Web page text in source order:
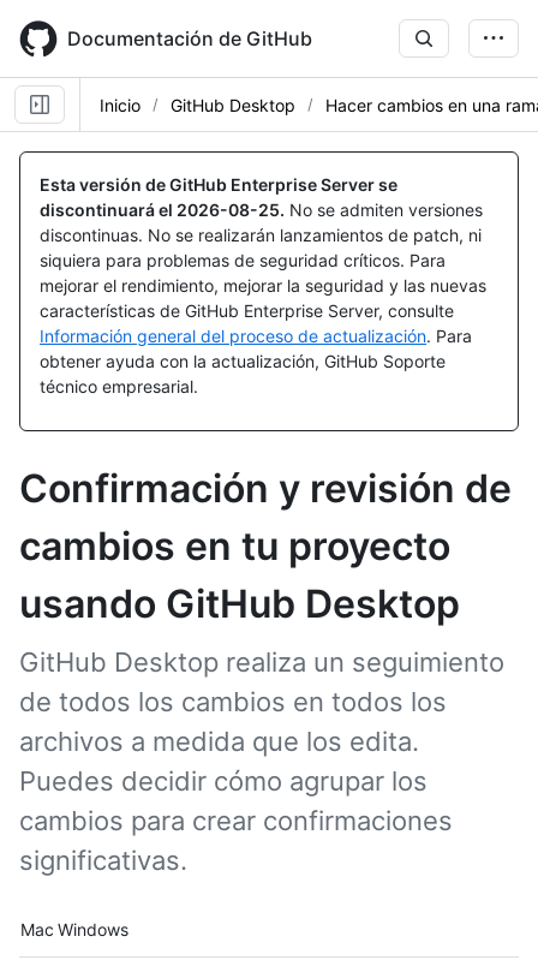
main
content
Documentación de GitHub
Inicio GitHub Desktop Hacer cambios en una
Esta versión de GitHub Enterprise Server se
discontinuará el 2026-08-25. No se admiten versiones
discontinuas. No se realizarán lanzamientos de patch, ni
siquiera para problemas de seguridad críticos. Para
mejorar el rendimiento, mejorar la seguridad y las nuevas
características de GitHub Enterprise Server, consulte
Información general del proceso de actualización. Para
obtener ayuda con la actualización, GitHub Soporte
técnico empresarial.
Confirmación y revisión de
cambios en tu proyecto
usando GitHub Desktop
GitHub Desktop realiza un seguimiento
de todos los cambios en todos los
archivos a medida que los edita.
Puedes decidir cómo agrupar los
cambios para crear confirmaciones
significativas.
Platform navigation
Mac Windows